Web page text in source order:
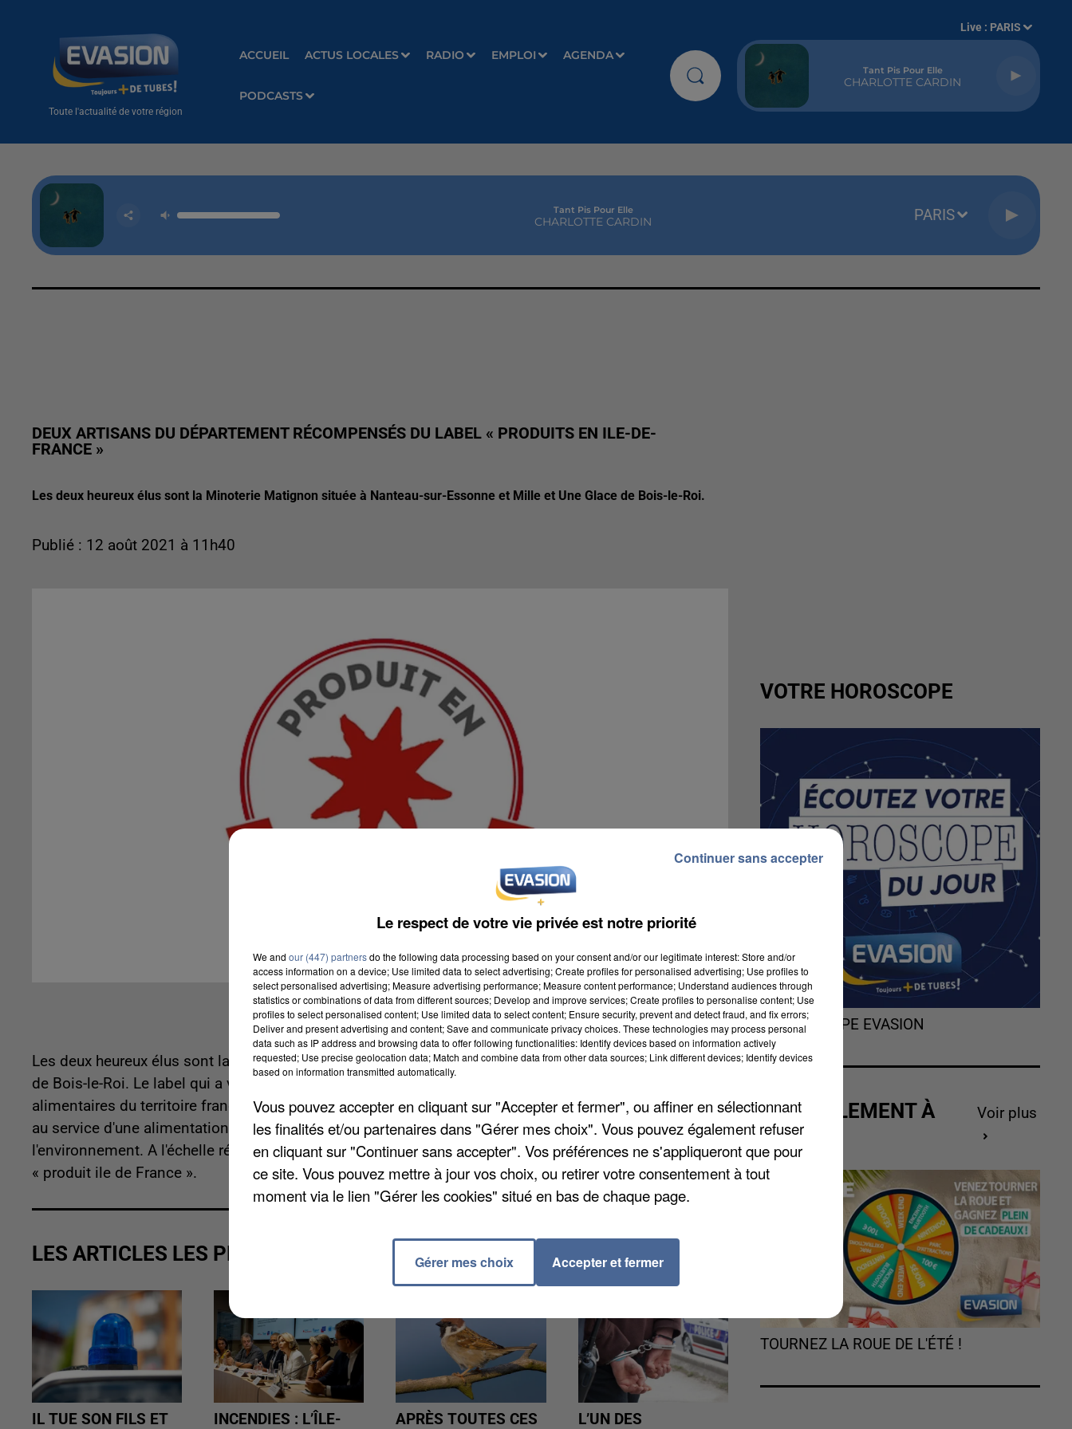
Toute l'actualité de votre région
ACCUEIL ACTUS LOCALES RADIO EMPLOI AGENDA
PODCASTS
Live : PARIS
Tant Pis Pour Elle
CHARLOTTE CARDIN
Tant Pis Pour Elle
CHARLOTTE CARDIN PARIS
DEUX ARTISANS DU DÉPARTEMENT RÉCOMPENSÉS DU LABEL « PRODUITS EN ILE-DE-
FRANCE »
Les deux heureux élus sont la Minoterie Matignon située à Nanteau-sur-Essonne et Mille et Une Glace de Bois-le-Roi.
Publié : 12 août 2021 à 11h40
Les deux heureux élus sont la Minoterie Matignon située à Nanteau-sur-Essonne et Mille et Une Glace
de Bois-le-Roi. Le label qui a vu le jour en 2018 a pour but de promouvoir les productions agricoles et
alimentaires du territoire francilien. Pour pouvoir adhérer à cette certification, il faut que la marque soit
au service d'une alimentation de proximité, de qualité, mais aussi respectueuse des savoir-faire et de
l'environnement. A l'échelle régionale, ce sont plus de 400 entreprises et producteurs qui sont labellisé
« produit ile de France ».
LES ARTICLES LES PLUS VUS
IL TUE SON FILS ET
INCENDIES : L’ÎLE-
APRÈS TOUTES CES
L’UN DES
VOTRE HOROSCOPE
L'HOROSCOPE EVASION
ACTUELLEMENT À
GAGNER
Voir plus
TOURNEZ LA ROUE DE L'ÉTÉ !
Le respect de votre vie privée est notre priorité
We and our (447) partnersdo the following data processing based on your consent and/or our legitimate interest: Store and/or
access information on a device; Use limited data to select advertising; Create profiles for personalised advertising; Use profiles to
select personalised advertising; Measure advertising performance; Measure content performance; Understand audiences through
statistics or combinations of data from different sources; Develop and improve services; Create profiles to personalise content; Use
profiles to select personalised content; Use limited data to select content; Ensure security, prevent and detect fraud, and fix errors;
Deliver and present advertising and content; Save and communicate privacy choices. These technologies may process personal
data such as IP address and browsing data to offer following functionalities: Identify devices based on information actively
requested; Use precise geolocation data; Match and combine data from other data sources; Link different devices; Identify devices
based on information transmitted automatically.
Vous pouvez accepter en cliquant sur "Accepter et fermer", ou affiner en sélectionnant
les finalités et/ou partenaires dans "Gérer mes choix". Vous pouvez également refuser
en cliquant sur "Continuer sans accepter". Vos préférences ne s'appliqueront que pour
ce site. Vous pouvez mettre à jour vos choix, ou retirer votre consentement à tout
moment via le lien "Gérer les cookies" situé en bas de chaque page.
Gérer mes choix Accepter et fermer
Continuer sans accepter